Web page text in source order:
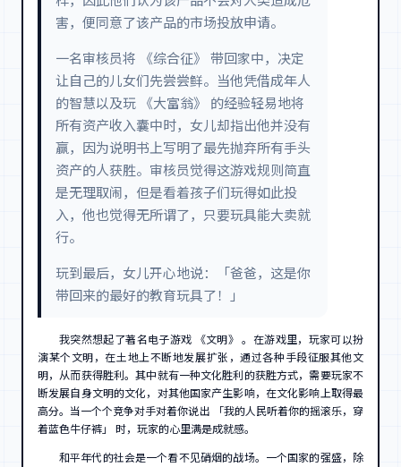
害，便同意了该产品的市场投放申请。
一名审核员将 《综合征》 带回家中，决定
让自己的儿女们先尝尝鲜。当他凭借成年人
的智慧以及玩 《大富翁》 的经验轻易地将
所有资产收入囊中时，女儿却指出他并没有
赢，因为说明书上写明了最先抛弃所有手头
资产的人获胜。审核员觉得这游戏规则简直
是无理取闹，但是看着孩子们玩得如此投
入，他也觉得无所谓了，只要玩具能大卖就
行。
玩到最后，女儿开心地说：「爸爸，这是你
带回来的最好的教育玩具了！」
我突然想起了著名电子游戏 《文明》 。在游戏里，玩家可以扮
演某个文明，在土地上不断地发展扩张，通过各种手段征服其他文
明，从而获得胜利。其中就有一种文化胜利的获胜方式，需要玩家不
断发展自身文明的文化，对其他国家产生影响，在文化影响上取得最
高分。当一个个竞争对手对着你说出 「我的人民听着你的摇滚乐，穿
着蓝色牛仔裤」 时，玩家的心里满是成就感。
和平年代的社会是一个看不见硝烟的战场。一个国家的强盛，除